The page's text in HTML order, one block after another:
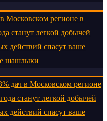
Московском регионе в
станут легкой добычей
действий спасут ваше
шашлыки
дач в Московском регионе
станут легкой добычей
действий спасут ваше